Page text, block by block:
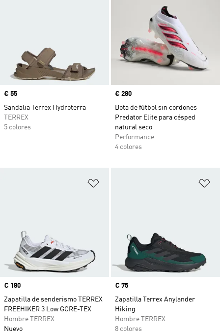
Precio
€ 55
Sandalia Terrex Hydroterra
TERREX
5 colores
Precio
€ 280
Bota de fútbol sin cordones
Predator Elite para césped
natural seco
Performance
4 colores
Precio
€ 180
Zapatilla de senderismo TERREX
FREEHIKER 3 Low GORE-TEX
Hombre TERREX
Nuevo
Precio
€ 75
Zapatilla Terrex Anylander
Hiking
Hombre TERREX
8 colores